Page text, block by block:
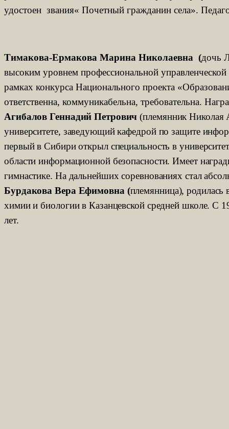
удостоен звания« Почетный гражданин села».
Тимакова-Ермакова Марина Николаевна (дочь
высоким уровнем профессиональной
рамках конкурса Национального проекта
ответственна, коммуникабельна, требовательна.
Агибалов Геннадий Петрович (племянник Николая
университете, заведующий кафедрой по защите
первый в Сибири открыл специальность в
области информационной безопасности. Имеет
гимнастике. На дальнейших соревнованиях стал
Бурдакова Вера Ефимовна (племянница), родилась
химии и биологии в Казанцевской средней школе. С
лет.